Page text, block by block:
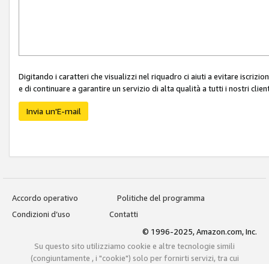
Digitando i caratteri che visualizzi nel riquadro ci aiuti a evitare
e di continuare a garantire un servizio di alta qualità a tutti i nostri
Invia un'E-mail
Accordo operativo
Politiche del programma
Condizioni d’uso
Contatti
© 1996-2025, Amazon.com, Inc.
Su questo sito utilizziamo cookie e altre tecnologie simili
(congiuntamente , i "cookie") solo per fornirti servizi, tra cui